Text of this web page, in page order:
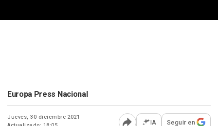
Europa Press Nacional
Jueves, 30 diciembre 2021
IA Seguir en